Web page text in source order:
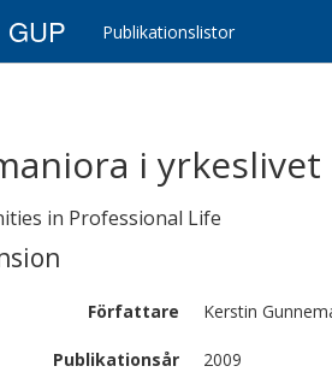
GUP Publikationslistor
i yrkeslivet
in Professional Life
Författare Kerstin
Publikationsår
2009